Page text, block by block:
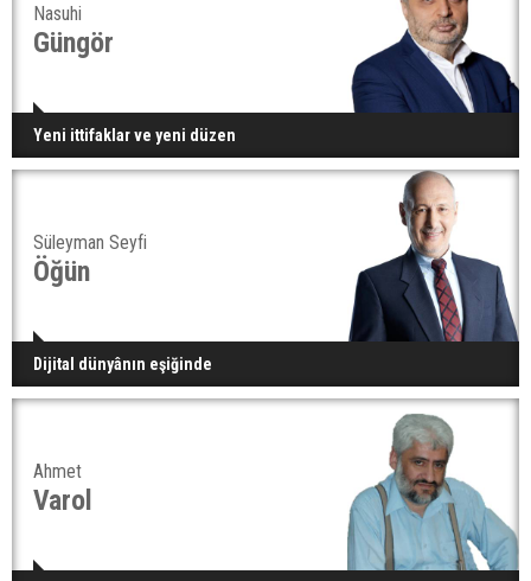
Nasuhi
Güngör
Yeni ittifaklar ve yeni düzen
Süleyman Seyfi
Öğün
Dijital dünyânın eşiğinde
Ahmet
Varol